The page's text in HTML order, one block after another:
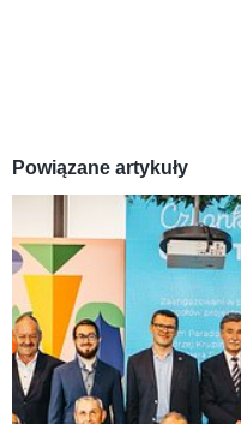
Powiązane artykuły